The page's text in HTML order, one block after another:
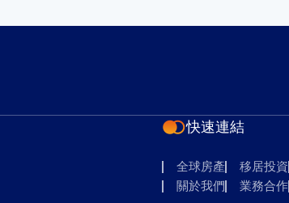
快速連結
全球房產 移居投資
關於我們
業務合作